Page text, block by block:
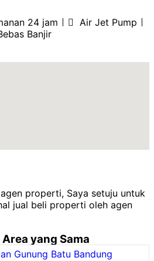
24 jam
Air Jet Pump
Banjir
properti, Saya setuju untuk
jual beli properti oleh agen
yang Sama
Gunung Batu Bandung